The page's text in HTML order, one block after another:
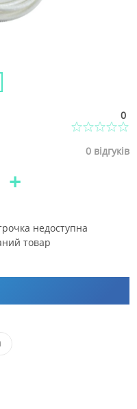
0
0відгуків
+
недоступна
товар